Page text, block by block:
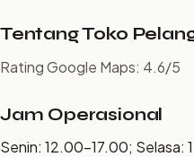
Tentang Toko
Rating Google Maps: 4.6/5
Jam Operasional
Senin: 12.00–17.00; Selasa: